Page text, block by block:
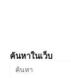
ค้นหาในเว็บ